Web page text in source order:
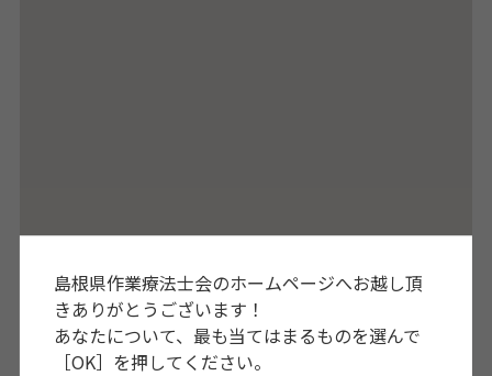
島根県作業療法士会のホームページへお越し頂
きありがとうございます！
あなたについて、最も当てはまるものを選んで
［OK］を押してください。